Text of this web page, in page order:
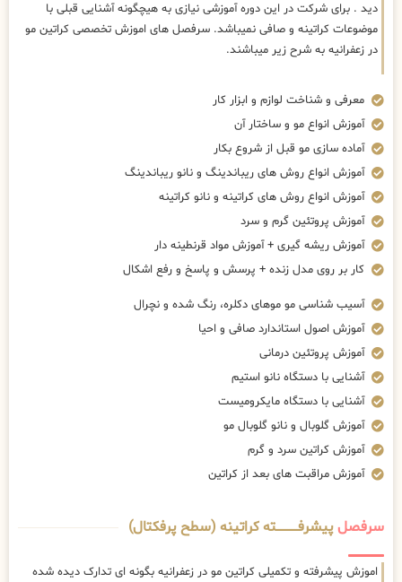
دید . برای شرکت در این دوره آموزشی نیازی به هیچگونه آشنایی قبلی با
موضوعات کراتینه و صافی نمیباشد. سرفصل های اموزش تخصصی کراتین مو
در زعفرانیه به شرح زیر میباشند.
معرفی و شناخت لوازم و ابزار کار
آموزش انواع مو و ساختار آن
آماده سازی مو قبل از شروع بکار
آموزش انواع روش های ریباندینگ و نانو ریباندینگ
آموزش انواع روش های کراتینه و نانو کراتینه
آموزش پروتئین گرم و سرد
آموزش ریشه گیری + آموزش مواد قرنطینه دار
کار بر روی مدل زنده + پرسش و پاسخ و رفع اشکال
آسیب شناسی مو موهای دکلره، رنگ شده و نچرال
آموزش اصول استاندارد صافی و احیا
آموزش پروتئین درمانی
آشنایی با دستگاه نانو استیم
آشنایی با دستگاه مایکرومیست
آموزش گلوبال و نانو گلوبال مو
آموزش کراتین سرد و گرم
آموزش مراقبت های بعد از کراتین
سرفصلپیشرفــــــــــــته کراتینه (سطح پرفکتال)
اموزش پیشرفته و تکمیلی کراتین مو در زعفرانیه بگونه ای تدارک دیده شده